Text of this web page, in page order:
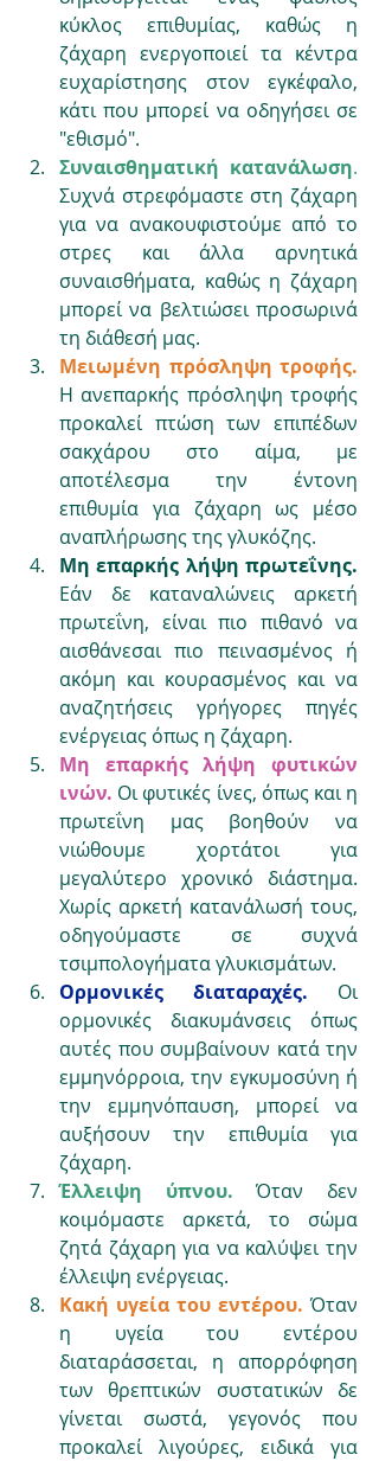
κύκλος επιθυμίας, καθώς η
ζάχαρη ενεργοποιεί τα κέντρα
ευχαρίστησης στον εγκέφαλο,
κάτι που μπορεί να οδηγήσει σε
"εθισμό".
Συναισθηματική κατανάλωση
Συχνά στρεφόμαστε στη ζάχαρη
για να ανακουφιστούμε από το
στρες και άλλα αρνητικά
συναισθήματα, καθώς η ζάχαρη
μπορεί να βελτιώσει προσωρινά
τη διάθεσή μας.
Μειωμένη πρόσληψη τροφής.
Η ανεπαρκής πρόσληψη τροφής
προκαλεί πτώση των επιπέδων
σακχάρου στο αίμα, με
αποτέλεσμα την έντονη
επιθυμία για ζάχαρη ως μέσο
αναπλήρωσης της γλυκόζης.
Μη επαρκής λήψη πρωτεΐνης.
Εάν δε καταναλώνεις αρκετή
πρωτεΐνη, είναι πιο πιθανό να
αισθάνεσαι πιο πεινασμένος ή
ακόμη και κουρασμένος και να
αναζητήσεις γρήγορες πηγές
ενέργειας όπως η ζάχαρη.
Μη επαρκής λήψη φυτικών
ινών. Οι φυτικές ίνες, όπως και η
πρωτεΐνη μας βοηθούν να
νιώθουμε χορτάτοι για
μεγαλύτερο χρονικό διάστημα.
Χωρίς αρκετή κατανάλωσή τους,
οδηγούμαστε σε συχνά
τσιμπολογήματα γλυκισμάτων.
Ορμονικές διαταραχές. Οι
ορμονικές διακυμάνσεις όπως
αυτές που συμβαίνουν κατά την
εμμηνόρροια, την εγκυμοσύνη ή
την εμμηνόπαυση, μπορεί να
αυξήσουν την επιθυμία για
ζάχαρη.
Έλλειψη ύπνου. Όταν δεν
κοιμόμαστε αρκετά, το σώμα
ζητά ζάχαρη για να καλύψει την
έλλειψη ενέργειας.
Κακή υγεία του εντέρου. Όταν
η υγεία του εντέρου
διαταράσσεται, η απορρόφηση
των θρεπτικών συστατικών δε
γίνεται σωστά, γεγονός που
προκαλεί λιγούρες, ειδικά για